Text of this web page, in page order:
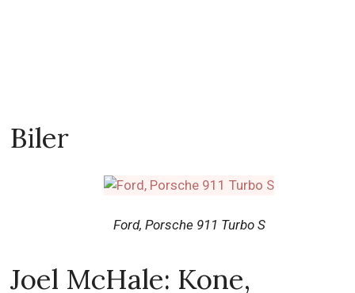
Biler
Ford, Porsche 911 Turbo S
Joel McHale: Kone,